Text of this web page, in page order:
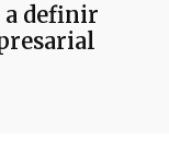
a definir